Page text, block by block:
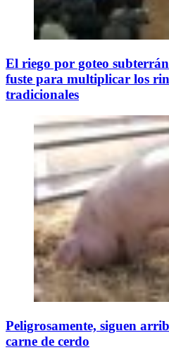
El riego por goteo
fuste para multiplicar los
tradicionales
Peligrosamente, siguen
carne de cerdo